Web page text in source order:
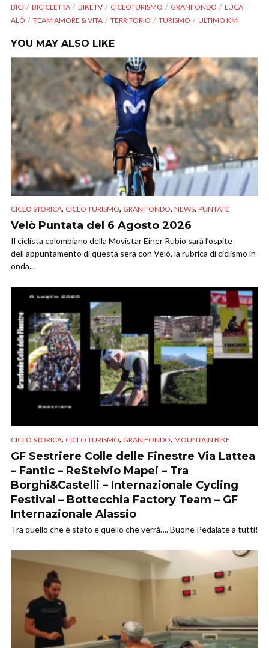
BICI BICICLETTA BIKETV CICLOTURISMO GRANFONDO
LUCA
ALÒ
TEAM AMORE & VITA TERRITORIO TURISMO ULTIMO KM
YOU MAY ALSO LIKE
CICLO STORICA, CICLO TURISMO, GRAN FONDO, NEWS, PUNTATE
Velò Puntata del 6 Agosto 2026
Il ciclista colombiano della Movistar Einer Rubio sarà l’ospite
dell’appuntamento di questa sera con Velò, la rubrica di ciclismo in
onda...
CICLO STORICA, CICLO TURISMO, GRAN FONDO, MOUNTAIN BIKE
GF Sestriere Colle delle Finestre Via Lattea
– Fantic – ReStelvio Mapei – Tra
Borghi&Castelli – Internazionale Cycling
Festival – Bottecchia Factory Team – GF
Internazionale Alassio
Tra quello che è stato e quello che verrà…. Buone Pedalate a tutti!